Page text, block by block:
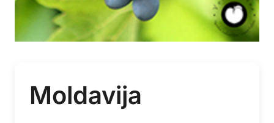
Moldavija